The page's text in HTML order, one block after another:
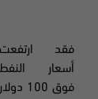
فقد ارتفعت
أسعار النفط
فوق 100 دولار